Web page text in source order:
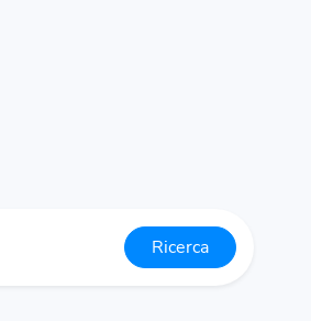
Ricerca